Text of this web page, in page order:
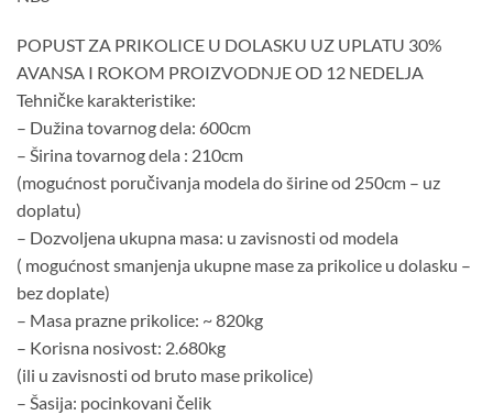
POPUST ZA PRIKOLICE U DOLASKU UZ UPLATU 30%
AVANSA I ROKOM PROIZVODNJE OD 12 NEDELJA
Tehničke karakteristike:
– Dužina tovarnog dela: 600cm
– Širina tovarnog dela : 210cm
(mogućnost poručivanja modela do širine od 250cm – uz
doplatu)
– Dozvoljena ukupna masa: u zavisnosti od modela
( mogućnost smanjenja ukupne mase za prikolice u dolasku –
bez doplate)
– Masa prazne prikolice: ~ 820kg
– Korisna nosivost: 2.680kg
(ili u zavisnosti od bruto mase prikolice)
– Šasija: pocinkovani čelik